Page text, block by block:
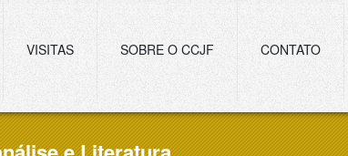
VISITAS SOBRE O CCJF CONTATO